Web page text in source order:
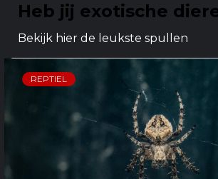
Heb jij exotische
Bekijk hier de leukste spullen
REPTIEL